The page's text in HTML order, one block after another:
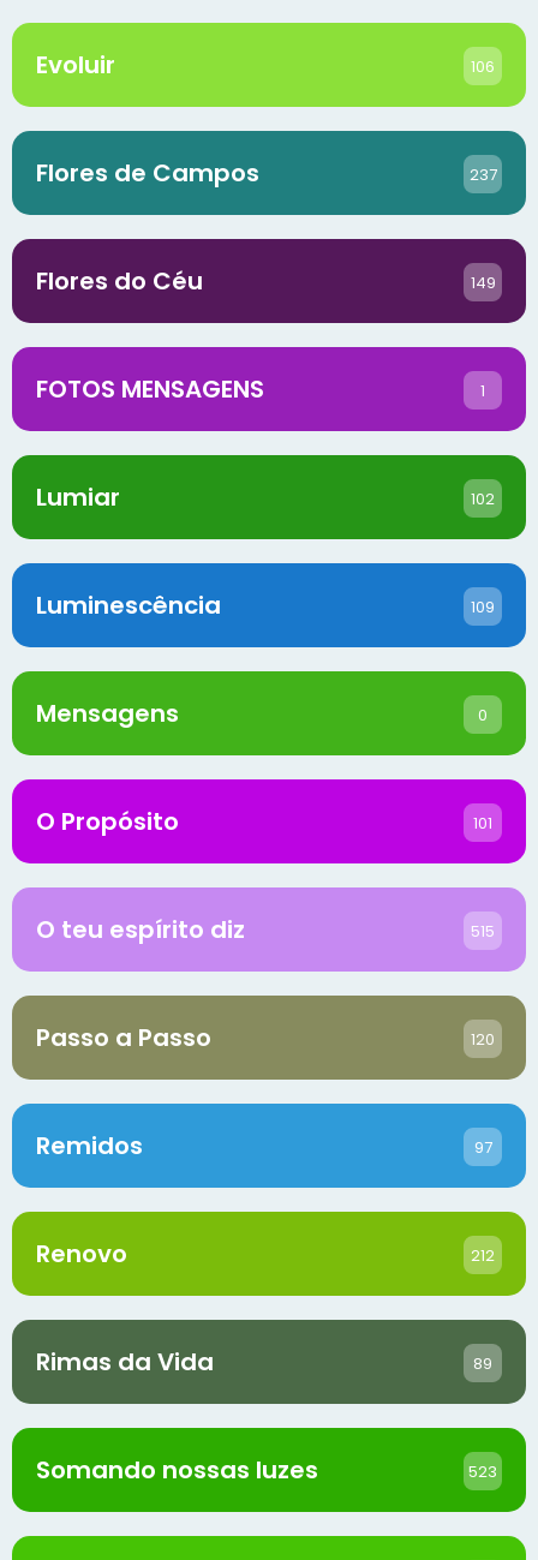
Evoluir 106
Flores de Campos 237
Flores do Céu 149
FOTOS MENSAGENS 1
Lumiar 102
Luminescência 109
Mensagens 0
O Propósito 101
O teu espírito diz 515
Passo a Passo 120
Remidos 97
Renovo 212
Rimas da Vida 89
Somando nossas luzes 523